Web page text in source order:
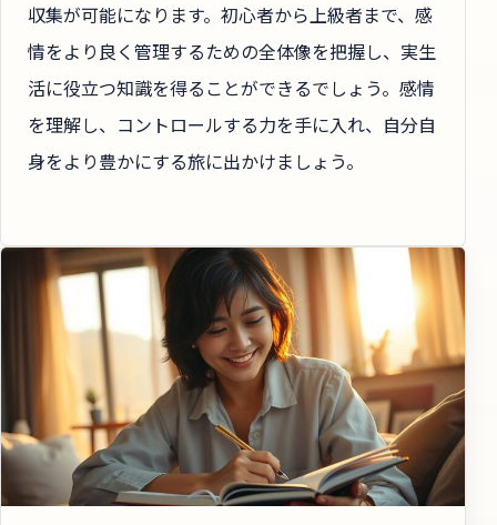
収集が可能になります。初心者から上級者まで、感
情をより良く管理するための全体像を把握し、実生
活に役立つ知識を得ることができるでしょう。感情
を理解し、コントロールする力を手に入れ、自分自
身をより豊かにする旅に出かけましょう。